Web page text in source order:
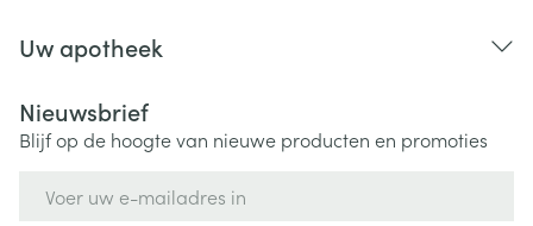
Uw apotheek
Nieuwsbrief
Blijf op de hoogte van nieuwe producten en promoties